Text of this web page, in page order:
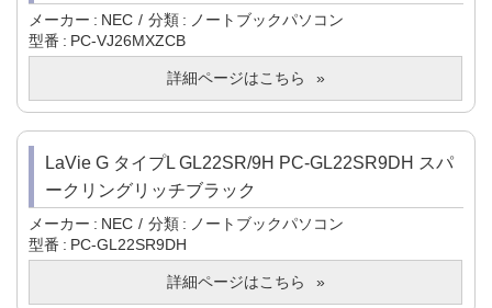
メーカー NEC 分類
ノートブックパソコン
型番
PC-VJ26MXZCB
詳細ページはこちら
LaVie G タイプL GL22SR/9H PC-GL22SR9DH スパ
ークリングリッチブラック
メーカー NEC 分類
ノートブックパソコン
型番
PC-GL22SR9DH
詳細ページはこちら